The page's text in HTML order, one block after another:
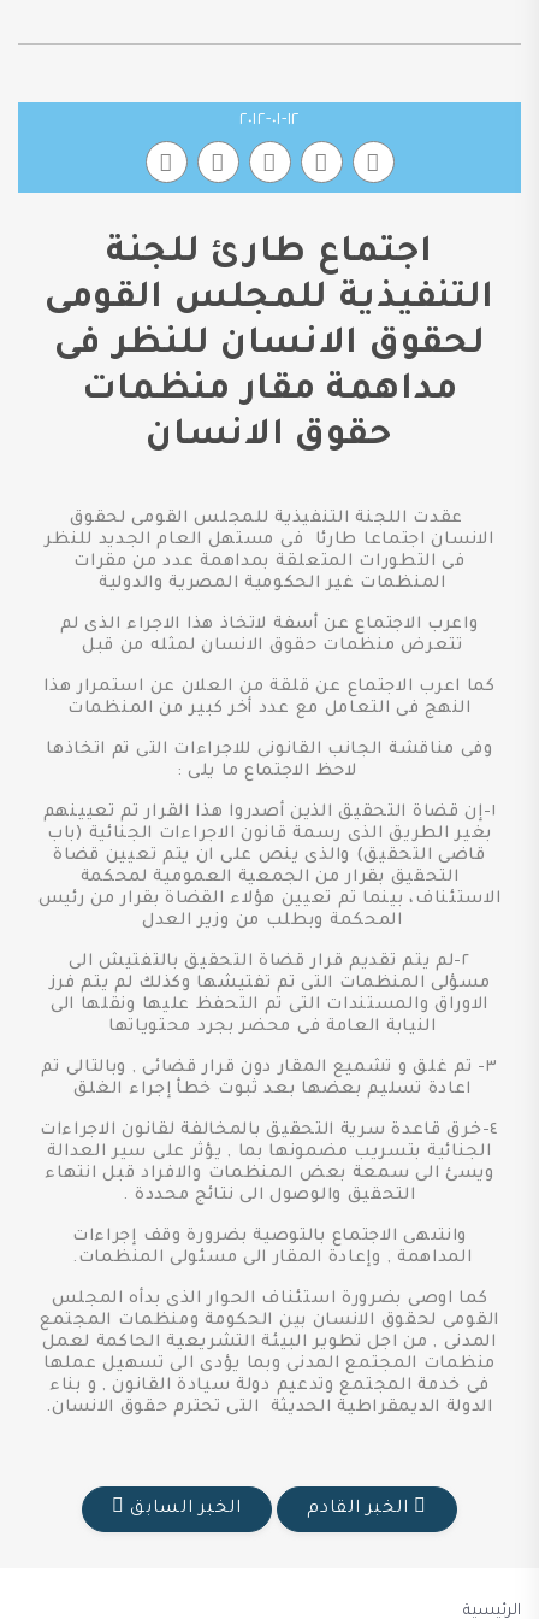
١٢-٠١-٢٠١٢
اجتماع طارئ للجنة
التنفيذية للمجلس القومى
لحقوق الانسان للنظر فى
مداهمة مقار منظمات
حقوق الانسان
عقدت اللجنة التنفيذية للمجلس القومى لحقوق
الانسان اجتماعا طارئا فى مستهل العام الجديد للنظر
فى التطورات المتعلقة بمداهمة عدد من مقرات
المنظمات غير الحكومية المصرية والدولية
واعرب الاجتماع عن أسفة لاتخاذ هذا الاجراء الذى لم
تتعرض منظمات حقوق الانسان لمثله من قبل
كما اعرب الاجتماع عن قلقة من العلان عن استمرار هذا
النهج فى التعامل مع عدد أخر كبير من المنظمات
وفى مناقشة الجانب القانونى للاجراءات التى تم اتخاذها
لاحظ الاجتماع ما يلى :
١-إن قضاة التحقيق الذين أصدروا هذا القرار تم تعيينهم
بغير الطريق الذى رسمة قانون الاجراءات الجنائية (باب
قاضى التحقيق) والذى ينص على ان يتم تعيين قضاة
التحقيق بقرار من الجمعية العمومية لمحكمة
الاستئناف، بينما تم تعيين هؤلاء القضاة بقرار من رئيس
المحكمة وبطلب من وزير العدل
٢-لم يتم تقديم قرار قضاة التحقيق بالتفتيش الى
مسؤلى المنظمات التى تم تفتيشها وكذلك لم يتم فرز
الاوراق والمستندات التى تم التحفظ عليها ونقلها الى
النيابة العامة فى محضر بجرد محتوياتها
٣- تم غلق و تشميع المقار دون قرار قضائى , وبالتالى تم
اعادة تسليم بعضها بعد ثبوت خطأ إجراء الغلق
٤-خرق قاعدة سرية التحقيق بالمخالفة لقانون الاجراءات
الجنائية بتسريب مضمونها بما , يؤثر على سير العدالة
ويسئ الى سمعة بعض المنظمات والافراد قبل انتهاء
التحقيق والوصول الى نتائج محددة .
وانتىهى الاجتماع بالتوصية بضرورة وقف إجراءات
المداهمة , وإعادة المقار الى مسئولى المنظمات.
كما اوصى بضرورة استئناف الحوار الذى بدأه المجلس
القومى لحقوق الانسان بين الحكومة ومنظمات المجتمع
المدنى , من اجل تطوير البيئة التشريعية الحاكمة لعمل
منظمات المجتمع المدنى وبما يؤدى الى تسهيل عملها
فى خدمة المجتمع وتدعيم دولة سيادة القانون , و بناء
الدولة الديمقراطية الحديثة التى تحترم حقوق الانسان.
الخبر القادم الخبر السابق
الرئيسية